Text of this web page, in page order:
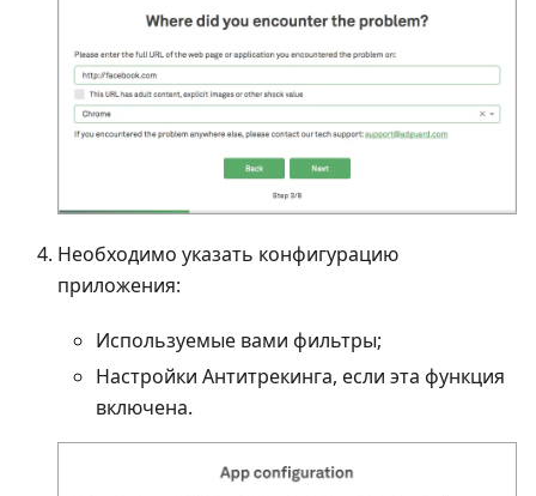
Необходимо указать конфигурацию
приложения:
Используемые вами фильтры;
Настройки Антитрекинга, если эта функция
включена.